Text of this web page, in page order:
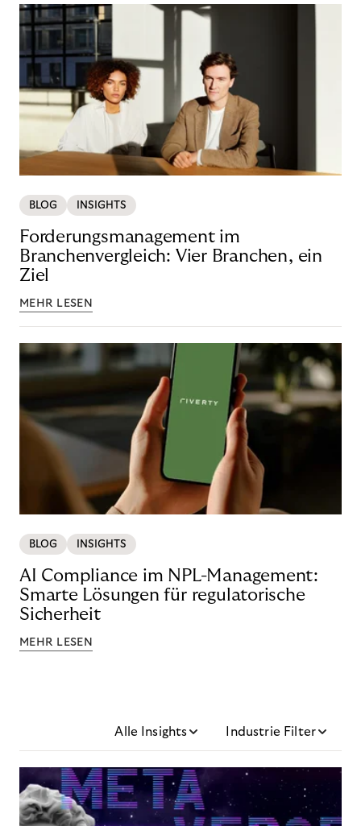
BLOG INSIGHTS
Forderungsmanagement im
Branchenvergleich: Vier Branchen, ein
Ziel
MEHR LESEN
BLOG INSIGHTS
AI Compliance im NPL-Management:
Smarte Lösungen für regulatorische
Sicherheit
MEHR LESEN
Alle Insights Industrie Filter